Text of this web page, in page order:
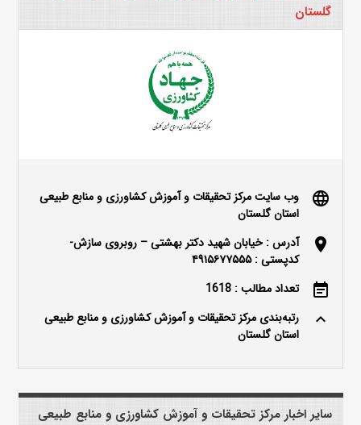
گلستان
language
وب سایت مرکز تحقیقات و آموزش کشاورزی و منابع طبیعی
استان گلستان
location_on
آدرس : خیابان شهید دکتر بهشتی – روبروی سازش-
کدپستی : ۴۹۱۵۶۷۷۵۵۵
event_note تعداد مطالب : 1618
keyboard_arrow_up
رتبه‌بندی مرکز تحقیقات و آموزش کشاورزی و منابع طبیعی
استان گلستان
سایر اخبار مرکز تحقیقات و آموزش کشاورزی و منابع طبیعی